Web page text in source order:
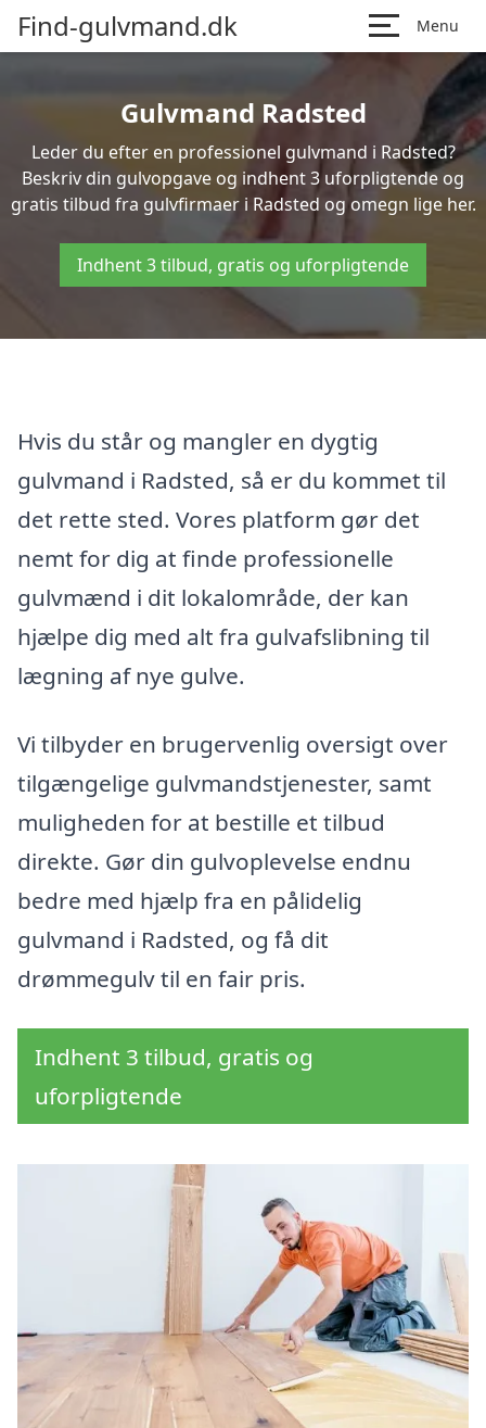
Find-gulvmand.dk Menu
Gulvmand Radsted
Leder du efter en professionel gulvmand i Radsted?
Beskriv din gulvopgave og indhent 3 uforpligtende og
gratis tilbud fra gulvfirmaer i Radsted og omegn lige her.
Indhent 3 tilbud, gratis og uforpligtende
Hvis du står og mangler en dygtig
gulvmand i Radsted, så er du kommet til
det rette sted. Vores platform gør det
nemt for dig at finde professionelle
gulvmænd i dit lokalområde, der kan
hjælpe dig med alt fra gulvafslibning til
lægning af nye gulve.
Vi tilbyder en brugervenlig oversigt over
tilgængelige gulvmandstjenester, samt
muligheden for at bestille et tilbud
direkte. Gør din gulvoplevelse endnu
bedre med hjælp fra en pålidelig
gulvmand i Radsted, og få dit
drømmegulv til en fair pris.
Indhent 3 tilbud, gratis og
uforpligtende